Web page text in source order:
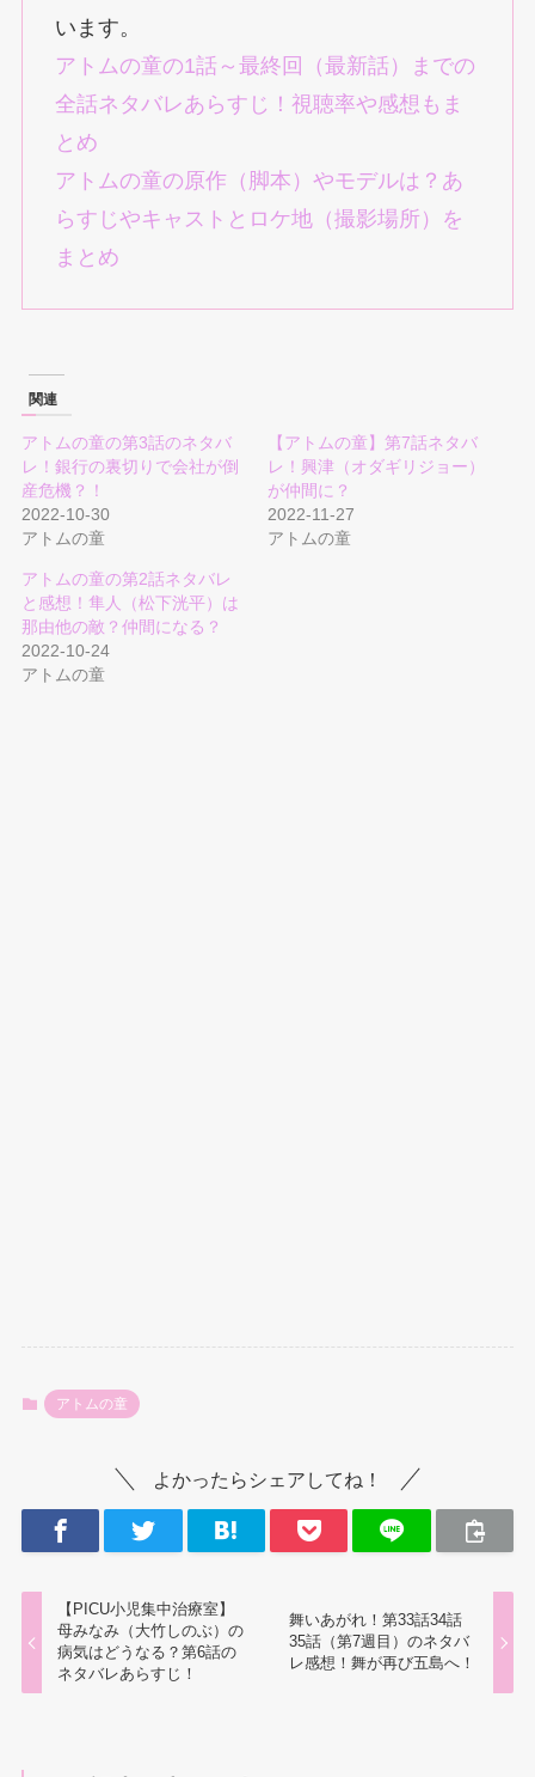
います。
アトムの童の1話～最終回（最新話）までの
全話ネタバレあらすじ！視聴率や感想もま
とめ
アトムの童の原作（脚本）やモデルは？あ
らすじやキャストとロケ地（撮影場所）を
まとめ
関連
アトムの童の第3話のネタバ
レ！銀行の裏切りで会社が倒
産危機？！
2022-10-30
アトムの童
【アトムの童】第7話ネタバ
レ！興津（オダギリジョー）
が仲間に？
2022-11-27
アトムの童
アトムの童の第2話ネタバレ
と感想！隼人（松下洸平）は
那由他の敵？仲間になる？
2022-10-24
アトムの童
アトムの童
よかったらシェアしてね！
【PICU小児集中治療室】
母みなみ（大竹しのぶ）の
病気はどうなる？第6話の
ネタバレあらすじ！
舞いあがれ！第33話34話
35話（第7週目）のネタバ
レ感想！舞が再び五島へ！